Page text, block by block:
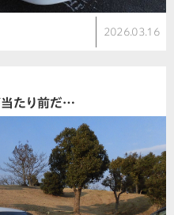
2026.03.16
当たり前だ…